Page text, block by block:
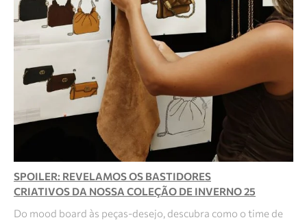
SPOILER: REVELAMOS OS BASTIDORES
CRIATIVOS DA NOSSA COLEÇÃO DE INVERNO 25
Do mood board às peças-desejo, descubra como o time de